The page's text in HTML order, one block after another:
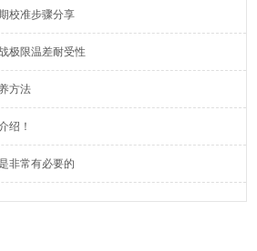
校准步骤分享
极限温差耐受性
方法
绍！
非常有必要的